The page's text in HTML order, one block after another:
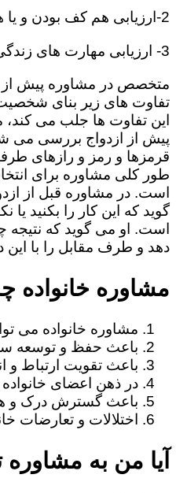
2-ارزیابی هم کف بودن و یا هماهنگی و همسانی نامزدها
3- ارزیابی مهارت های زندگی مشترک نامزدها
متخصص در مشاوره پیش از
تفاوت های زیر بنای
این تفاوت ها جلب می
پیش از ازدواج بررسی می
قرمزها و رمز و رازهای
طور کلی مشاوره برای
است. در مشاوره قبل از
گوید که این کار را بکنید یا
است. او می گوید که نتیجه
دهد و طرف مقابل را با این
مشاوره خانواده
مشاوره خانواده می
باعث حفظ و توسعه
باعث تقویت ارتباط و
در ذهن اعضای
باعث گسترش درک و
اختلالات و تعارضات
آیا من به